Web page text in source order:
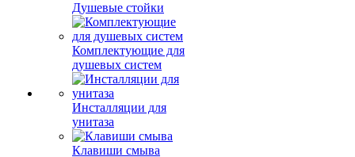
Душевые стойки
Комплектующие для
душевых систем
Инсталляции для
унитаза
Клавиши смыва